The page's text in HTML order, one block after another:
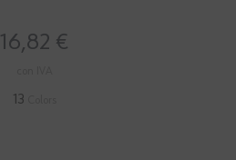
16,82 €
13